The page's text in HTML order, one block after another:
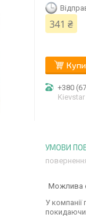
341 ₴
+380
Kievstar
У
покидаючи